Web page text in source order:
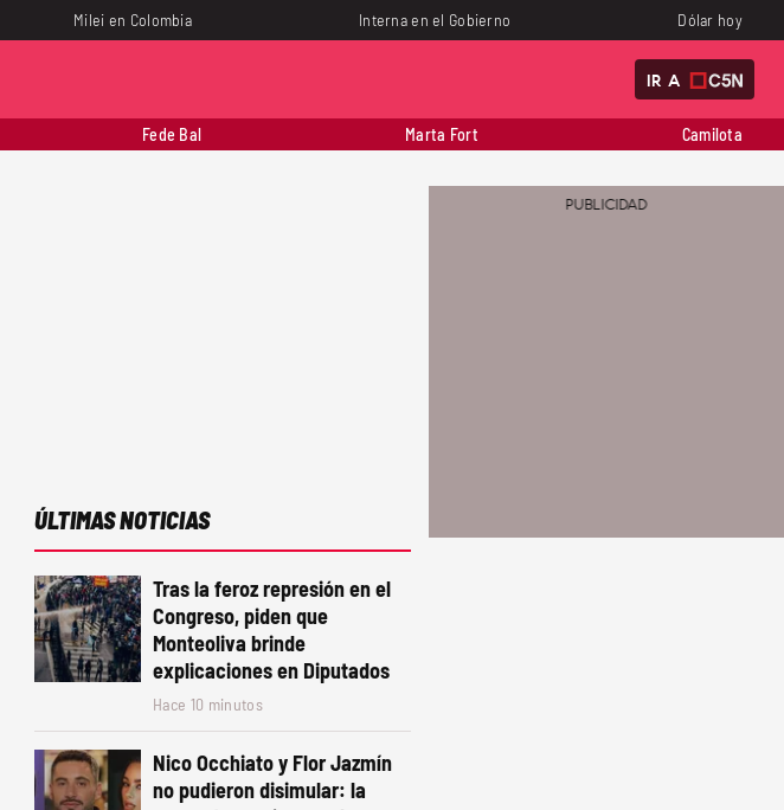
Milei en Colombia Interna en el Gobierno Dólar hoy
IR A
Fede Bal Marta Fort Camilota
ÚLTIMAS NOTICIAS
Tras la feroz represión en el
Congreso, piden que
Monteoliva brinde
explicaciones en Diputados
Hace 10 minutos
Nico Occhiato y Flor Jazmín
no pudieron disimular: la